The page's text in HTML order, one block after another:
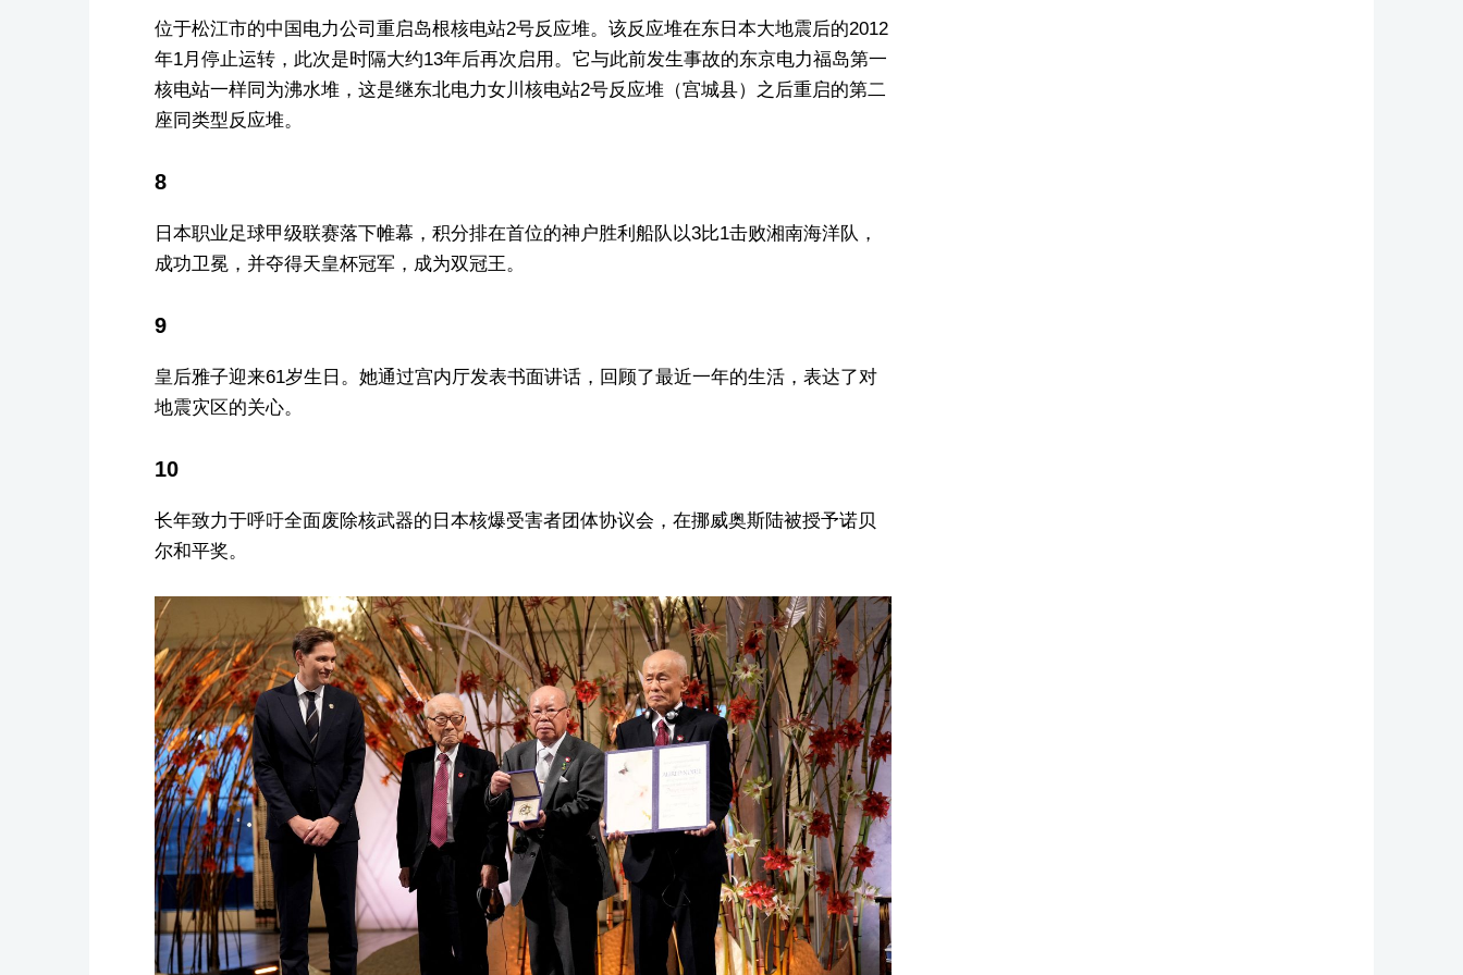
位于松江市的中国电力公司重启岛根核电站2号反应堆。该反应堆在东日本大地震后的2012
年1月停止运转，此次是时隔大约13年后再次启用。它与此前发生事故的东京电力福岛第一
核电站一样同为沸水堆，这是继东北电力女川核电站2号反应堆（宫城县）之后重启的第二
座同类型反应堆。
8
日本职业足球甲级联赛落下帷幕，积分排在首位的神户胜利船队以3比1击败湘南海洋队，
成功卫冕，并夺得天皇杯冠军，成为双冠王。
9
皇后雅子迎来61岁生日。她通过宫内厅发表书面讲话，回顾了最近一年的生活，表达了对
地震灾区的关心。
10
长年致力于呼吁全面废除核武器的日本核爆受害者团体协议会，在挪威奥斯陆被授予诺贝
尔和平奖。